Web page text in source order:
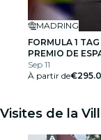
MADRING
FORMULA 1
PREMIO DE
Sep 11
À partir de
Visites de la